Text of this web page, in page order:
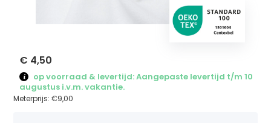
€ 4,50
op voorraad & levertijd: Aangepaste levertijd t/m 10
augustus i.v.m. vakantie.
Meterprijs:€9,00